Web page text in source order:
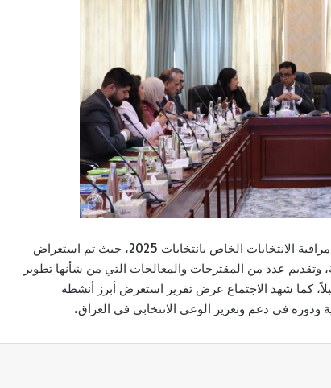
وتضمن الاجتماع عرضاً ومناقشةً لتقرير تحالف شبكات مراقبة الانتخابات الخاص بانتخابات 2025، حيث تم استعراض
وتقديم عدد من المقترحات والمعالجات التي من شأنها تطوير
كما شهد الاجتماع عرض تقرير استعرض أبرز أنشطة
ودوره في دعم وتعزيز الوعي الانتخابي في العراق.